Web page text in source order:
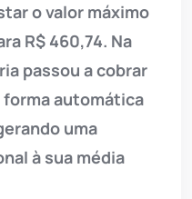
o valor máximo
R$ 460,74. Na
passou a cobrar
forma automática
uma
à sua média